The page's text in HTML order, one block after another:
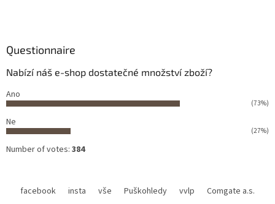
Questionnaire
Nabízí náš e-shop dostatečné množství zboží?
Ano
(73%)
Ne
(27%)
Number of votes: 384
facebook insta vše Puškohledy vvlp Comgate a.s.